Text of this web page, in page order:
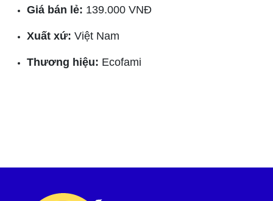
Giá bán lẻ: 139.000 VNĐ
Xuất xứ: Việt Nam
Thương hiệu: Ecofami